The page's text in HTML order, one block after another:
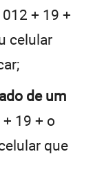
+ 19 +
celular
de um
19 + o
que